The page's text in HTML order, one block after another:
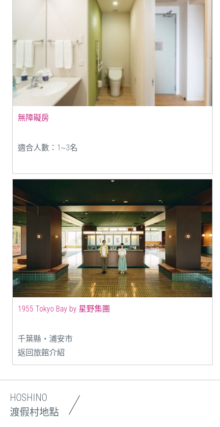
無障礙房
適合人數：1~3名
1955 Tokyo Bay by 星野集團
千葉縣・浦安市
返回旅館介紹
HOSHINO
渡假村地點